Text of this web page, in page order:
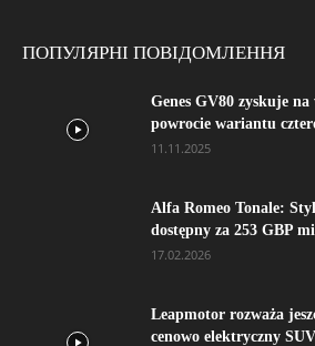
ПОПУЛЯРНІ ПОВІДОМЛЕННЯ
Genes GV80 zyskuje
powrocie wariantu
11.11.2025
Alfa Romeo Tonale:
dostępny za 253 GBP
17.02.2026
Leapmotor rozważa
cenowo elektryczny